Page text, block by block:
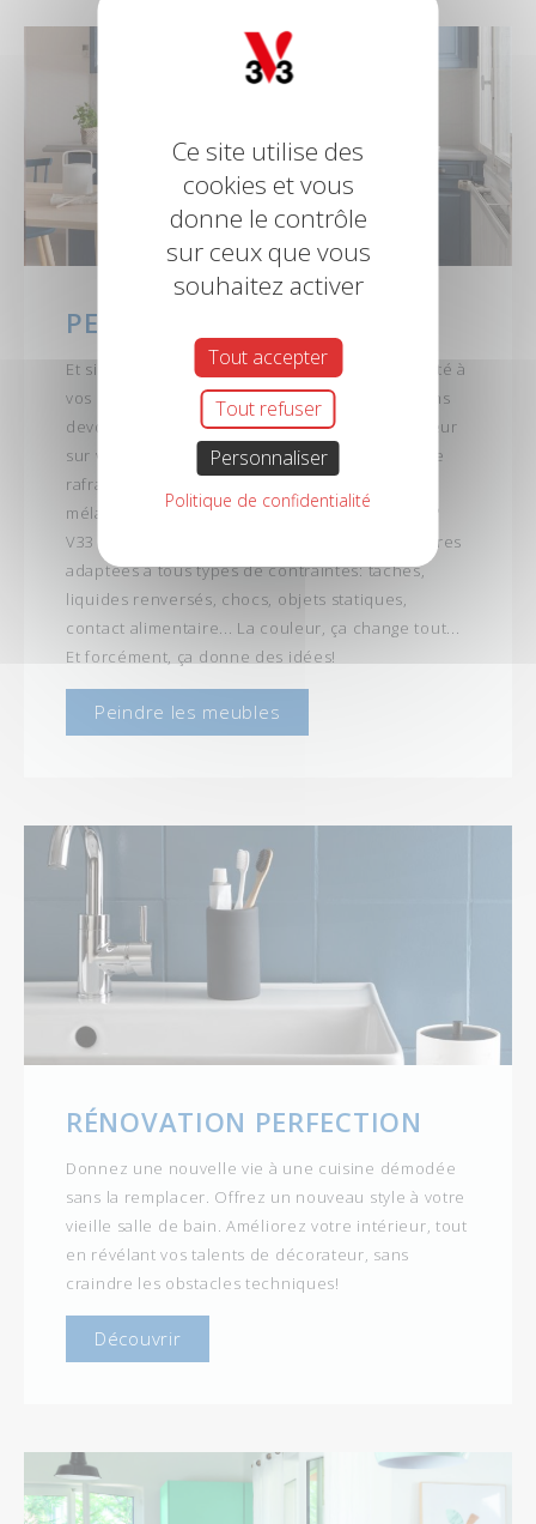
PEINTURES MEUBLES
Et si vous pouviez donner un coup de modernité à
vos meubles de cuisine en chêne démodés sans
devoir les changer? Et même appliquer la couleur
sur votre frigo pour mieux l'intégrer? Ou encore
rafraîchir votre meuble de salle de bain en
mélaminé ou stratifié, sans craindre l'humidité?
V33 a pensé à vous en développant des peintures
adaptées à tous types de contraintes: taches,
liquides renversés, chocs, objets statiques,
contact alimentaire... La couleur, ça change tout...
Et forcément, ça donne des idées!
Peindre les meubles
RÉNOVATION PERFECTION
Donnez une nouvelle vie à une cuisine démodée
sans la remplacer. Offrez un nouveau style à votre
vieille salle de bain. Améliorez votre intérieur, tout
en révélant vos talents de décorateur, sans
craindre les obstacles techniques!
Découvrir
Ce site utilise des
cookies et vous
donne le contrôle
sur ceux que vous
souhaitez activer
Tout accepter
Tout refuser
Personnaliser
Politique de confidentialité